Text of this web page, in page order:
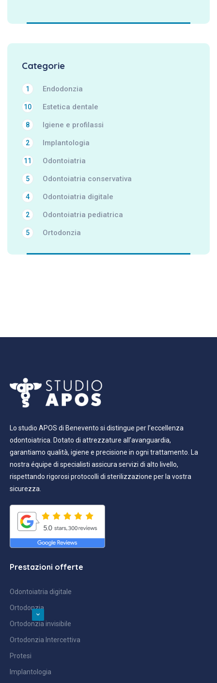
Categorie
Endodonzia
1
Estetica dentale
10
Igiene e profilassi
8
Implantologia
2
Odontoiatria
11
Odontoiatria conservativa
5
Odontoiatria digitale
4
Odontoiatria pediatrica
2
Ortodonzia
5
Lo studio APOS di Benevento si distingue per l’eccellenza
odontoiatrica. Dotato di attrezzature all’avanguardia,
garantiamo qualità, igiene e precisione in ogni trattamento. La
nostra équipe di specialisti assicura servizi di alto livello,
rispettando rigorosi protocolli di sterilizzazione per la vostra
sicurezza.
Prestazioni offerte
Odontoiatria digitale
Ortodonzia
Ortodonzia invisibile
Ortodonzia Intercettiva
Protesi
Implantologia